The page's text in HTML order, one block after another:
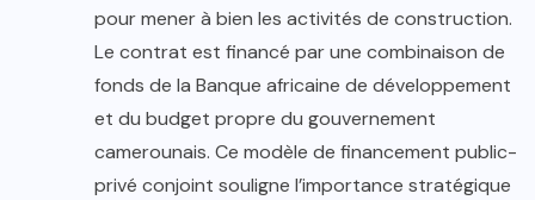
pour mener à bien les activités de construction.
Le contrat est financé par une combinaison de
fonds de la Banque africaine de développement
et du budget propre du gouvernement
camerounais. Ce modèle de financement public-
privé conjoint souligne l’importance stratégique